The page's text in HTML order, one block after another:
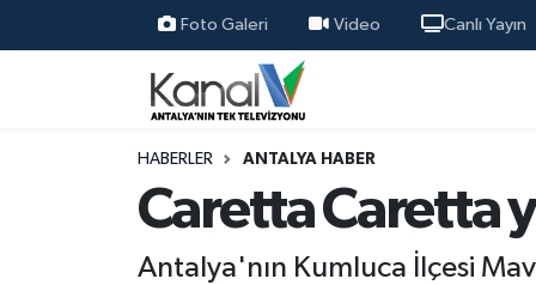
Foto Galeri Video Canlı Yayın
HABERLER ANTALYA HABER
Caretta Caretta
Antalya'nın Kumluca İlçesi
Ana Haber
Antalya Haber
Nöbetçi Eczaneler
Hava Durumu
Trafik Durumu
Süper Lig Puan Durumu ve Fikstür